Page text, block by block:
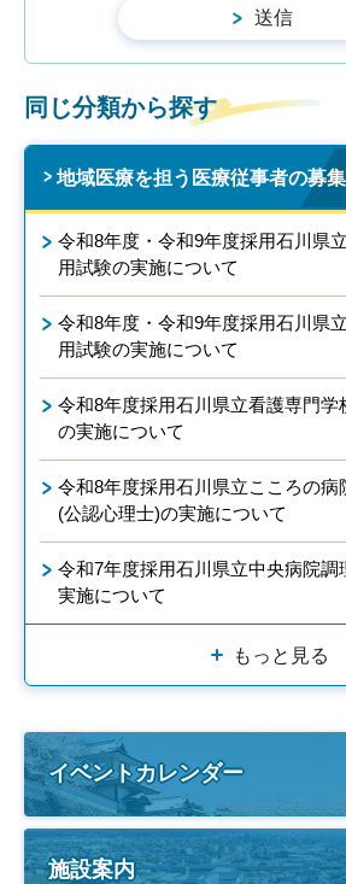
同じ分類から探す
地域医療を担う医療従事者の募
令和8年度・令和9年度採用石川県
用試験の実施について
令和8年度・令和9年度採用石川県
用試験の実施について
令和8年度採用石川県立看護専門学
の実施について
令和8年度採用石川県立こころの病
(公認心理士)の実施について
令和7年度採用石川県立中央病院調
実施について
もっと見る
イベントカレンダー
施設案内